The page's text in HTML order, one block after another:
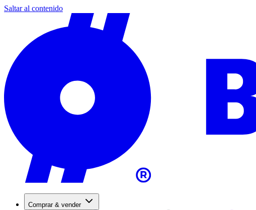
Saltar al contenido
Comprar & vender